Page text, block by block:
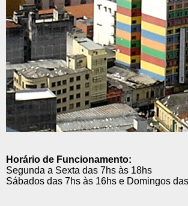
Horário de Funcionamento:
Segunda a Sexta das 7hs às 18hs
Sábados das 7hs às 16hs e Domingos